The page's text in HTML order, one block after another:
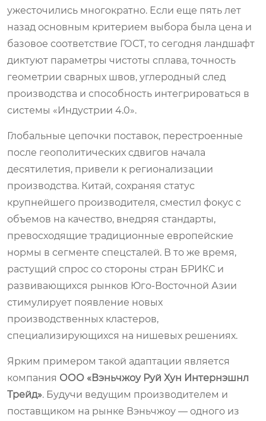
ужесточились многократно. Если еще пять лет
назад основным критерием выбора была цена и
базовое соответствие ГОСТ, то сегодня ландшафт
диктуют параметры чистоты сплава, точность
геометрии сварных швов, углеродный след
производства и способность интегрироваться в
системы «Индустрии 4.0».
Глобальные цепочки поставок, перестроенные
после геополитических сдвигов начала
десятилетия, привели к регионализации
производства. Китай, сохраняя статус
крупнейшего производителя, сместил фокус с
объемов на качество, внедряя стандарты,
превосходящие традиционные европейские
нормы в сегменте спецсталей. В то же время,
растущий спрос со стороны стран БРИКС и
развивающихся рынков Юго-Восточной Азии
стимулирует появление новых
производственных кластеров,
специализирующихся на нишевых решениях.
Ярким примером такой адаптации является
компания ООО «Вэньчжоу Руй Хун Интернэшнл
Трейд». Будучи ведущим производителем и
поставщиком на рынке Вэньчжоу — одного из